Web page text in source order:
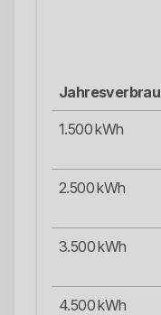
1.500 kWh
2.500 kWh
3.500 kWh
4.500 kWh